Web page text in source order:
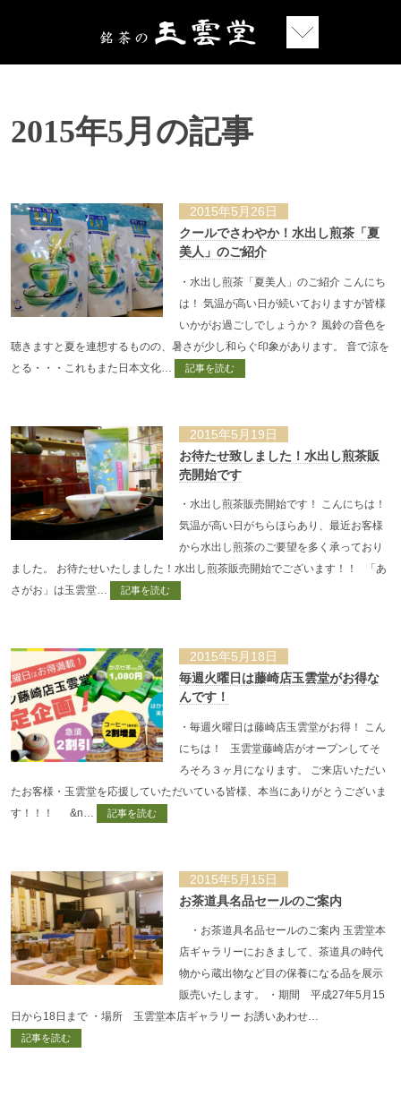
2015年5月の記事
2015年5月26日
クールでさわやか！水出し煎茶「夏
美人」のご紹介
・水出し煎茶「夏美人」のご紹介 こんにち
は！ 気温が高い日が続いておりますが皆様
いかがお過ごしでしょうか？ 風鈴の音色を
聴きますと夏を連想するものの、暑さが少し和らぐ印象があります。 音で涼を
とる・・・これもまた日本文化…
記事を読む
2015年5月19日
お待たせ致しました！水出し煎茶販
売開始です
・水出し煎茶販売開始です！ こんにちは！
気温が高い日がちらほらあり、最近お客様
から水出し煎茶のご要望を多く承っており
ました。 お待たせいたしました！水出し煎茶販売開始でございます！！ 「あ
さがお」は玉雲堂…
記事を読む
2015年5月18日
毎週火曜日は藤崎店玉雲堂がお得な
んです！
・毎週火曜日は藤崎店玉雲堂がお得！ こん
にちは！ 玉雲堂藤崎店がオープンしてそ
ろそろ３ヶ月になります。 ご来店いただい
たお客様・玉雲堂を応援していただいている皆様、本当にありがとうございま
す！！！ &n…
記事を読む
2015年5月15日
お茶道具名品セールのご案内
・お茶道具名品セールのご案内 玉雲堂本
店ギャラリーにおきまして、茶道具の時代
物から蔵出物など目の保養になる品を展示
販売いたします。 ・期間 平成27年5月15
日から18日まで ・場所 玉雲堂本店ギャラリー お誘いあわせ…
記事を読む